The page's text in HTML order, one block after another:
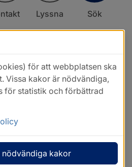
Lyssna Sök
för att webbplatsen ska
Vissa kakor är nödvändiga,
för statistik och förbättrad
nödvändiga kakor